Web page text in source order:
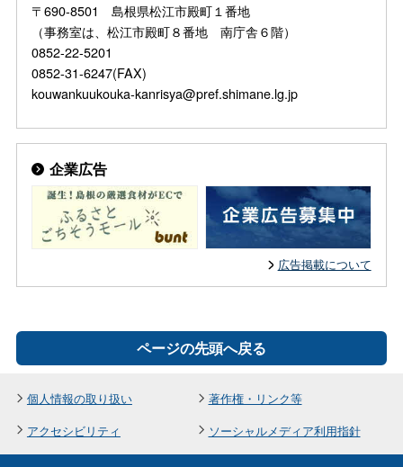
〒690-8501 島根県松江市殿町１番地
（事務室は、松江市殿町８番地 南庁舎６階）
0852-22-5201
0852-31-6247(FAX)
kouwankuukouka-kanrisya@pref.shimane.lg.jp
企業広告
広告掲載について
ページの先頭へ戻る
個人情報の取り扱い
著作権・リンク等
アクセシビリティ
ソーシャルメディア利用指針